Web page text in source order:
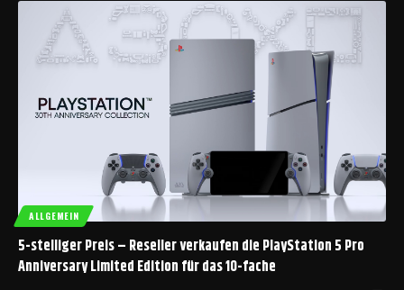
ALLGEMEIN
5-stelliger Preis – Reseller verkaufen die PlayStation 5 Pro
Anniversary Limited Edition für das 10-fache